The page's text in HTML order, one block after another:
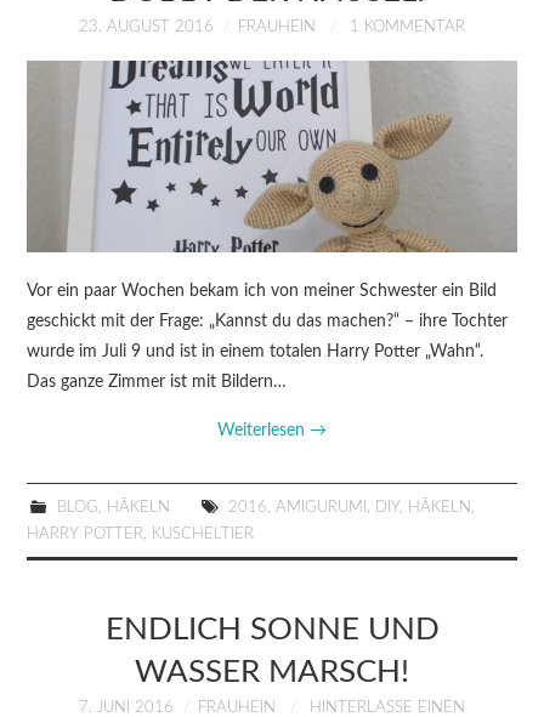
23. AUGUST 2016 FRAUHEIN 1 KOMMENTAR
Vor ein paar Wochen bekam ich von meiner Schwester ein Bild
geschickt mit der Frage: „Kannst du das machen?“ – ihre Tochter
wurde im Juli 9 und ist in einem totalen Harry Potter „Wahn“.
Das ganze Zimmer ist mit Bildern…
Weiterlesen →
BLOG HÄKELN 2016 AMIGURUMI DIY, HÄKELN
HARRY POTTER
KUSCHELTIER
ENDLICH SONNE UND
WASSER MARSCH!
7. JUNI 2016 FRAUHEIN
HINTERLASSE EINEN